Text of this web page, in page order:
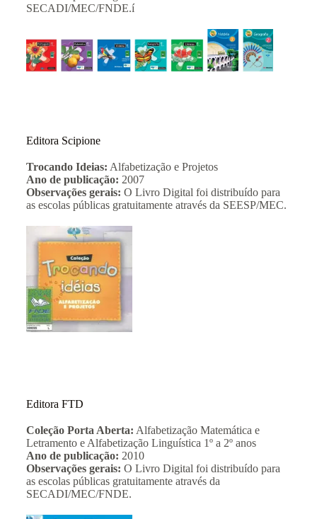
SECADI/MEC/FNDE.í
Editora Scipione
Trocando Ideias: Alfabetização e Projetos
Ano de publicação: 2007
Observações gerais: O Livro Digital foi distribuído para
as escolas públicas gratuitamente através da SEESP/MEC.
Editora FTD
Coleção Porta Aberta: Alfabetização Matemática e
Letramento e Alfabetização Linguística 1º a 2º anos
Ano de publicação: 2010
Observações gerais: O Livro Digital foi distribuído para
as escolas públicas gratuitamente através da
SECADI/MEC/FNDE.